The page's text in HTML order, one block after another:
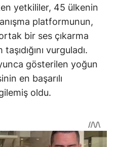
yetkililer, 45 ülkenin
platformunun,
bir ses çıkarma
vurguladı.
gösterilen yoğun
en başarılı
oldu.